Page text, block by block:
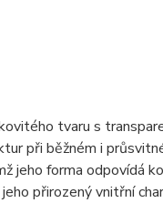
tvaru s
při běžném i
forma odpovídá
přirozený vnitřní